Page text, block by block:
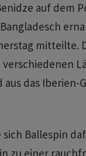
auf dem
mitteilte.
verschiedenen
das Iberien-
Ballespin
zu einer